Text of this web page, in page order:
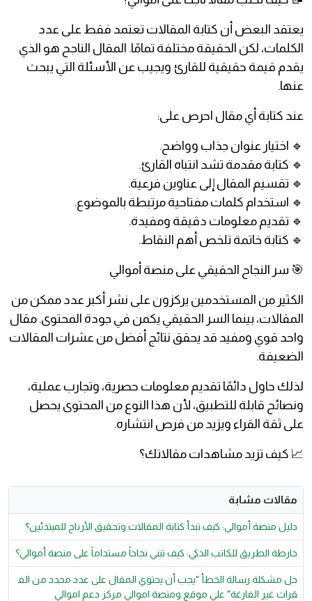
يعتقد البعض أن كتابة المقالات تعتمد فقط على عدد
الكلمات، لكن الحقيقة مختلفة تمامًا. المقال الناجح هو الذي
يقدم قيمة حقيقية للقارئ ويجيب عن الأسئلة التي يبحث
عنها.
عند كتابة أي مقال احرص على:
🔹 اختيار عنوان جذاب وواضح.
🔹 كتابة مقدمة تشد انتباه القارئ.
🔹 تقسيم المقال إلى عناوين فرعية.
🔹 استخدام كلمات مفتاحية مرتبطة بالموضوع.
🔹 تقديم معلومات دقيقة ومفيدة.
🔹 كتابة خاتمة تلخص أهم النقاط.
🎯 سر النجاح الحقيقي على منصة أموالي
الكثير من المستخدمين يركزون على نشر أكبر عدد ممكن من
المقالات، بينما السر الحقيقي يكمن في جودة المحتوى. مقال
واحد قوي ومفيد قد يحقق نتائج أفضل من عشرات المقالات
الضعيفة.
لذلك حاول دائمًا تقديم معلومات حصرية، وتجارب عملية،
ونصائح قابلة للتطبيق، لأن هذا النوع من المحتوى يحصل
على ثقة القراء ويزيد من فرص انتشاره.
📈 كيف تزيد مشاهدات مقالاتك؟
مقالات مشابة
دليل منصة أموالي: كيف تبدأ كتابة المقالات وتحقيق الأرباح للمبتدئين؟
خارطة الطريق للكاتب الذكي: كيف تبني نجاحاً مستداماً على منصة أموالي؟
حل مشكلة رسالة الخطأ "يجب أن يحتوي المقال على عدد محدد من الف
قرات غير الفارغة" علي موقع ومنصة اموالي مركز دعم اموالي